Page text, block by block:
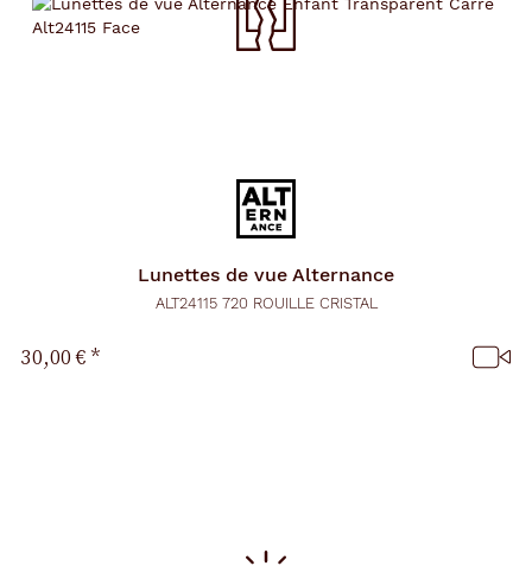
Lunettes de vue Alternance
ALT24115 720 ROUILLE CRISTAL
30,00 €*